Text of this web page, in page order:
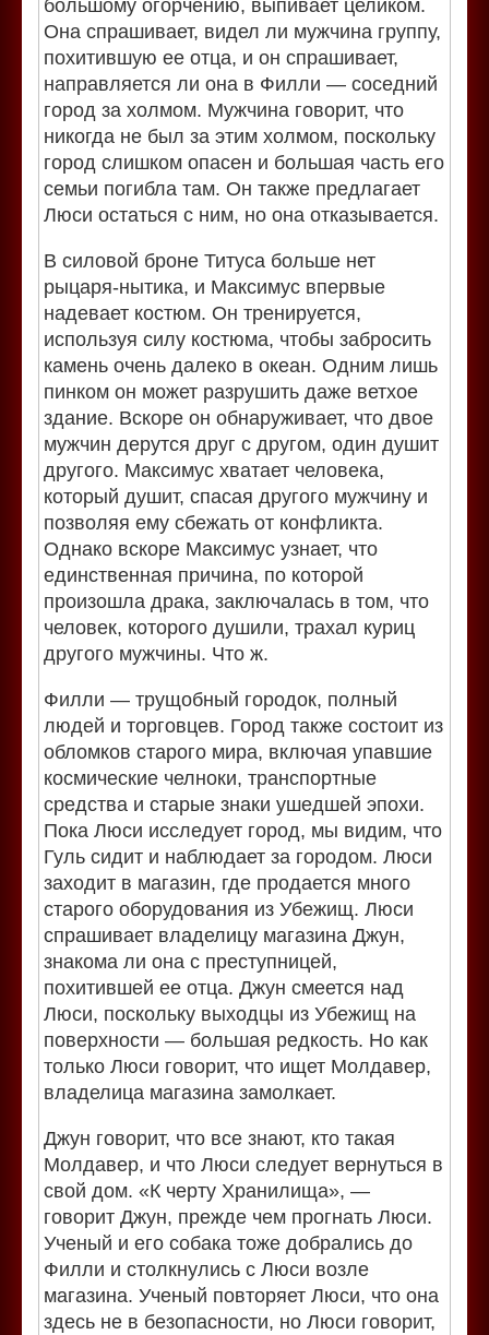
большому огорчению, выпивает целиком.
Она спрашивает, видел ли мужчина группу,
похитившую ее отца, и он спрашивает,
направляется ли она в Филли — соседний
город за холмом. Мужчина говорит, что
никогда не был за этим холмом, поскольку
город слишком опасен и большая часть его
семьи погибла там. Он также предлагает
Люси остаться с ним, но она отказывается.
В силовой броне Титуса больше нет
рыцаря-нытика, и Максимус впервые
надевает костюм. Он тренируется,
используя силу костюма, чтобы забросить
камень очень далеко в океан. Одним лишь
пинком он может разрушить даже ветхое
здание. Вскоре он обнаруживает, что двое
мужчин дерутся друг с другом, один душит
другого. Максимус хватает человека,
который душит, спасая другого мужчину и
позволяя ему сбежать от конфликта.
Однако вскоре Максимус узнает, что
единственная причина, по которой
произошла драка, заключалась в том, что
человек, которого душили, трахал куриц
другого мужчины. Что ж.
Филли — трущобный городок, полный
людей и торговцев. Город также состоит из
обломков старого мира, включая упавшие
космические челноки, транспортные
средства и старые знаки ушедшей эпохи.
Пока Люси исследует город, мы видим, что
Гуль сидит и наблюдает за городом. Люси
заходит в магазин, где продается много
старого оборудования из Убежищ. Люси
спрашивает владелицу магазина Джун,
знакома ли она с преступницей,
похитившей ее отца. Джун смеется над
Люси, поскольку выходцы из Убежищ на
поверхности — большая редкость. Но как
только Люси говорит, что ищет Молдавер,
владелица магазина замолкает.
Джун говорит, что все знают, кто такая
Молдавер, и что Люси следует вернуться в
свой дом. «К черту Хранилища», —
говорит Джун, прежде чем прогнать Люси.
Ученый и его собака тоже добрались до
Филли и столкнулись с Люси возле
магазина. Ученый повторяет Люси, что она
здесь не в безопасности, но Люси говорит,